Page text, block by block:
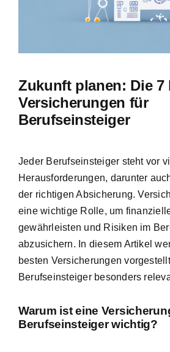
Hausratversicherung
Weitere Tarifvergleiche
Hilfe und Kontakt
Zukunft planen: Die 7
Versicherungen für
Berufseinsteiger
Jeder Berufseinsteiger steht vor
Herausforderungen, darunter
der richtigen Absicherung.
eine wichtige Rolle, um
gewährleisten und Risiken im
abzusichern. In diesem Artikel
besten Versicherungen
Berufseinsteiger besonders
Warum ist eine
Berufseinsteiger wichtig?